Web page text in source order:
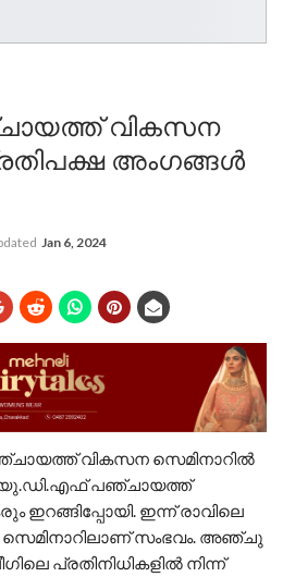
വികസന
അംഗങ്ങൾ
Jan 6, 2024
വികസന സെമിനാറിൽ
യു.ഡി.എഫ് പഞ്ചായത്ത്
ഇറങ്ങിപ്പോയി. ഇന്ന് രാവിലെ
സംഭവം. അഞ്ചു
പ്രതിനിധികളിൽ നിന്ന്